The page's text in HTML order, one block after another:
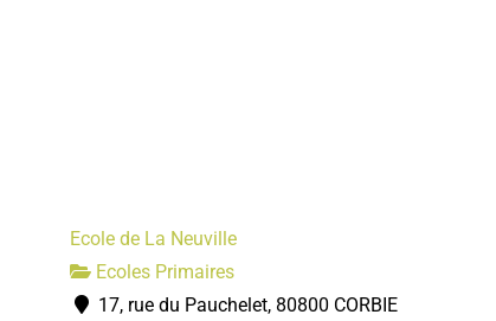
Ecole de La Neuville
Ecoles Primaires
17, rue du Pauchelet, 80800 CORBIE